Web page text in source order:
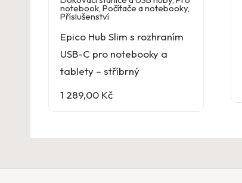
notebook, Počítače a notebooky,
Příslušenství
Epico Hub Slim s rozhraním
USB-C pro notebooky a
tablety – stříbrný
1 289,00 Kč